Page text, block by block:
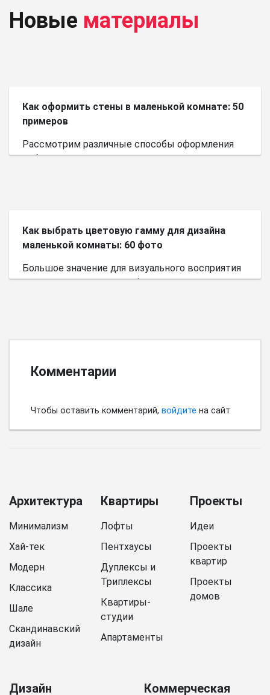
Новые материалы
Как оформить стены в маленькой комнате: 50
примеров
Рассмотрим различные способы оформления
небольшого пространства.
Как выбрать цветовую гамму для дизайна
маленькой комнаты: 60 фото
Большое значение для визуального восприятия
пространства имеет выбор цветовой палитры.
Комментарии
Чтобы оставить комментарий, войдите на сайт
Архитектура
Минимализм
Хай-тек
Модерн
Классика
Шале
Скандинавский
дизайн
Квартиры
Лофты
Пентхаусы
Дуплексы и
Триплексы
Квартиры-
студии
Апартаменты
Проекты
Идеи
Проекты
квартир
Проекты
домов
Дизайн Коммерческая